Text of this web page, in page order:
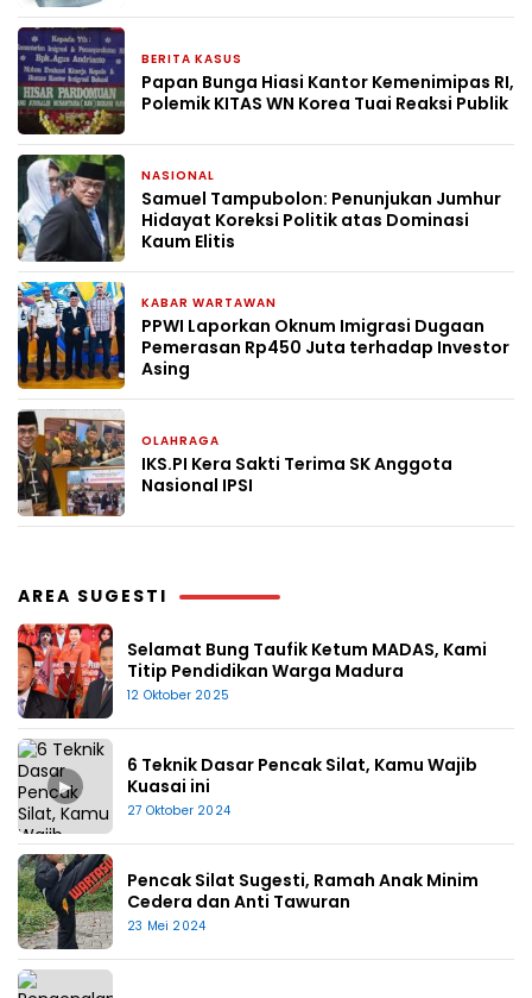
BERITA KASUS
Papan Bunga Hiasi Kantor Kemenimipas RI,
Polemik KITAS WN Korea Tuai Reaksi Publik
NASIONAL
Samuel Tampubolon: Penunjukan Jumhur
Hidayat Koreksi Politik atas Dominasi
Kaum Elitis
KABAR WARTAWAN
PPWI Laporkan Oknum Imigrasi Dugaan
Pemerasan Rp450 Juta terhadap Investor
Asing
OLAHRAGA
IKS.PI Kera Sakti Terima SK Anggota
Nasional IPSI
AREA SUGESTI
Selamat Bung Taufik Ketum MADAS, Kami
Titip Pendidikan Warga Madura
12 Oktober 2025
▶
6 Teknik Dasar Pencak Silat, Kamu Wajib
Kuasai ini
27 Oktober 2024
Pencak Silat Sugesti, Ramah Anak Minim
Cedera dan Anti Tawuran
23 Mei 2024